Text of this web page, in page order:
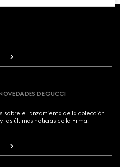
DE GUCCI
sobre el lanzamiento de la colección,
las últimas noticias de la Firma.